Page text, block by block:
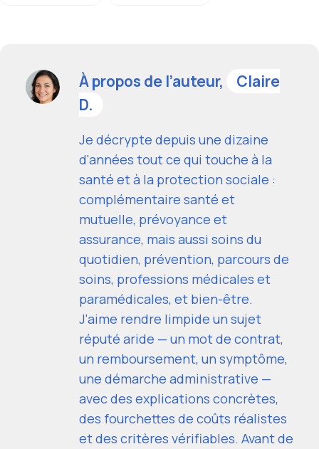
À propos de l’auteur,
Claire
D.
Je décrypte depuis une dizaine
d'années tout ce qui touche à la
santé et à la protection sociale :
complémentaire santé et
mutuelle, prévoyance et
assurance, mais aussi soins du
quotidien, prévention, parcours de
soins, professions médicales et
paramédicales, et bien-être.
J'aime rendre limpide un sujet
réputé aride — un mot de contrat,
un remboursement, un symptôme,
une démarche administrative —
avec des explications concrètes,
des fourchettes de coûts réalistes
et des critères vérifiables. Avant de